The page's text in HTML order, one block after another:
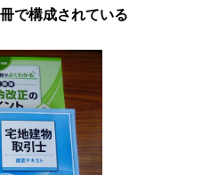
で構成されている